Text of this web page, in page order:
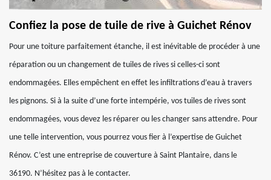
Confiez la pose de tuile de rive à Guichet Rénov
Pour une toiture parfaitement étanche, il est inévitable de procéder à une
réparation ou un changement de tuiles de rives si celles-ci sont
endommagées. Elles empêchent en effet les infiltrations d’eau à travers
les pignons. Si à la suite d’une forte intempérie, vos tuiles de rives sont
endommagées, vous devez les réparer ou les changer sans attendre. Pour
une telle intervention, vous pourrez vous fier à l’expertise de Guichet
Rénov. C’est une entreprise de couverture à Saint Plantaire, dans le
36190. N’hésitez pas à le contacter.